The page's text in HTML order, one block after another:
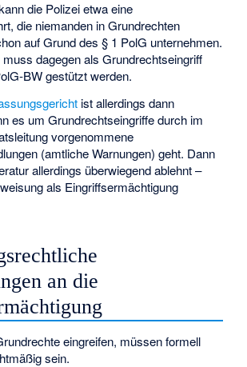
die Polizei etwa eine
die niemanden in Grundrechten
auf Grund des § 1 PolG unternehmen.
dagegen als Grundrechtseingriff
BW gestützt werden.
ist allerdings dann
es um Grundrechtseingriffe durch im
vorgenommene
(amtliche Warnungen) geht. Dann
allerdings überwiegend ablehnt –
als Eingriffsermächtigung
an die
eingreifen, müssen formell
sein.